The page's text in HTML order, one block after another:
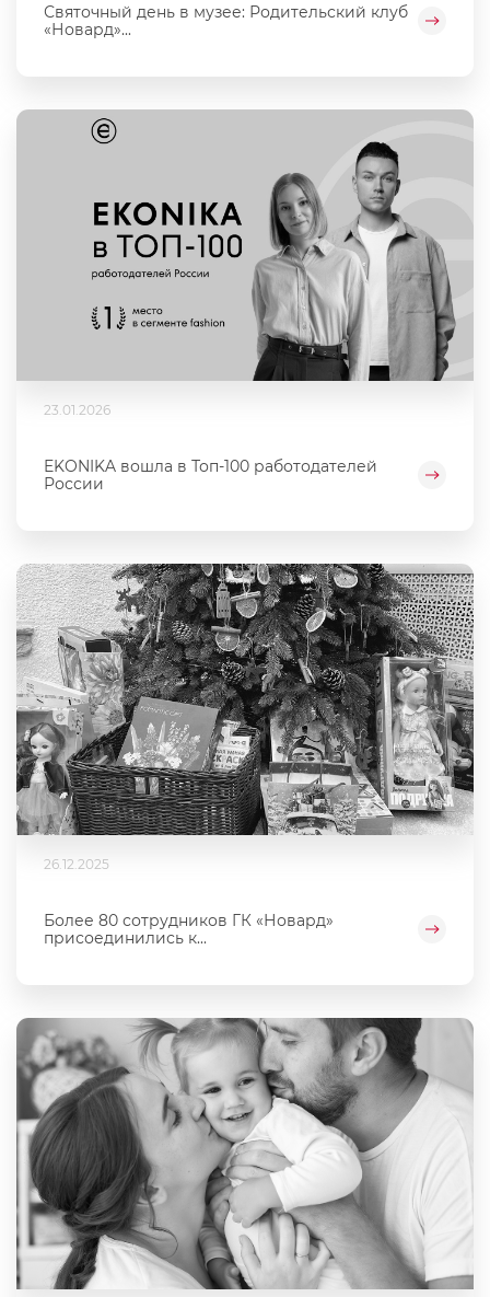
Святочный день в музее: Родительский клуб
«Новард»...
23.01.2026
EKONIKA вошла в Топ-100 работодателей
России
26.12.2025
Более 80 сотрудников ГК «Новард»
присоединились к...